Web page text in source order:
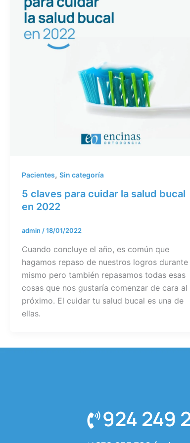
Pacientes, Sin categoría
5 claves para cuidar la salud bucal
en 2022
admin /18/01/2022
Cuando concluye el año, es común que
hagamos repaso de nuestros logros durante
mismo pero también repasamos todas esas
cosas que nos gustaría comenzar de cara al
próximo. El cuidar tu salud bucal es una de
ellas.
924 249